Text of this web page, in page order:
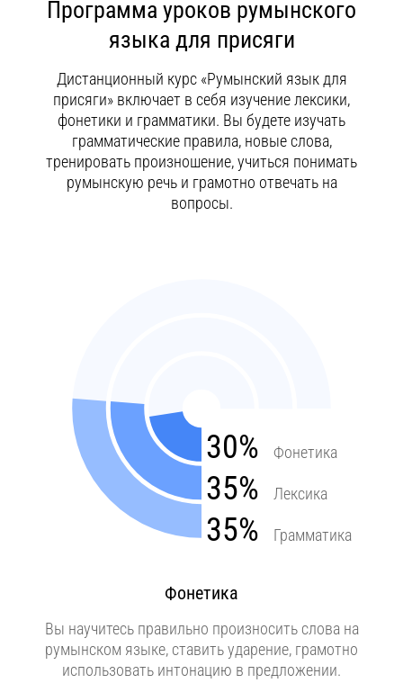
Программа уроков румынского
языка для присяги
Дистанционный курс «Румынский язык для
присяги» включает в себя изучение лексики,
фонетики и грамматики. Вы будете изучать
грамматические правила, новые слова,
тренировать произношение, учиться понимать
румынскую речь и грамотно отвечать на
вопросы.
30% Фонетика
35% Лексика
35% Грамматика
Фонетика
Вы научитесь правильно произносить слова на
румынском языке, ставить ударение, грамотно
использовать интонацию в предложении.